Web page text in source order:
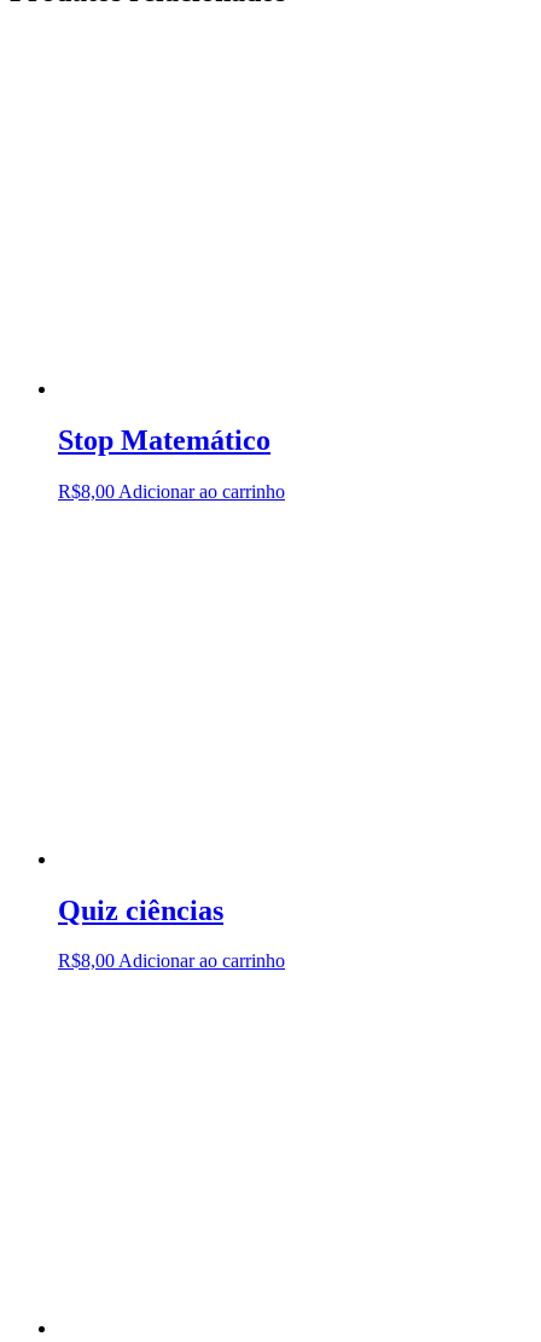
Stop Matemático
R$8,00 Adicionar ao carrinho
Quiz ciências
R$8,00Adicionar ao carrinho